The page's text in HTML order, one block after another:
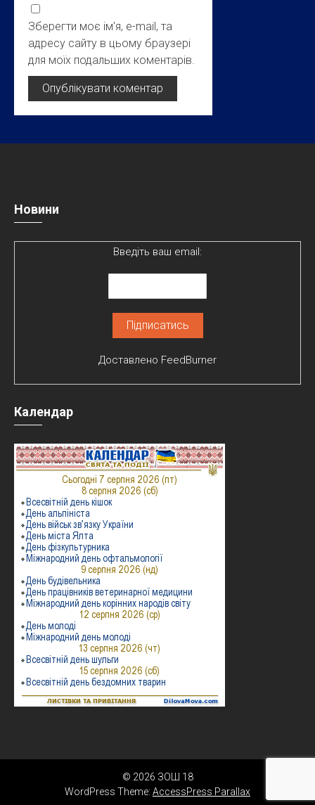
Зберегти моє ім'я, e-mail, та
адресу сайту в цьому браузері
для моїх подальших коментарів.
Новини
Введіть ваш email:
Доставлено FeedBurner
Календар
© 2026 ЗОШ 18
WordPress Theme: AccessPress Parallax